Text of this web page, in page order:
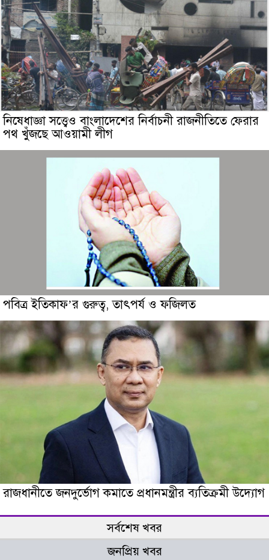
নিষেধাজ্ঞা সত্ত্বেও বাংলাদেশের নির্বাচনী রাজনীতিতে ফেরার
পথ খুঁজছে আওয়ামী লীগ
পবিত্র ইতিকাফ’র গুরুত্ব, তাৎপর্য ও ফজিলত
রাজধানীতে জনদুর্ভোগ কমাতে প্রধানমন্ত্রীর ব্যতিক্রমী উদ্যােগ
সর্বশেষ খবর
জনপ্রিয় খবর